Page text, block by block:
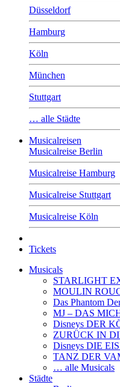
Düsseldorf
Hamburg
Köln
München
Stuttgart
… alle Städte
Musicalreisen
Musicalreise Berlin
Musicalreise Hamburg
Musicalreise Stuttgart
Musicalreise Köln
Tickets
Musicals
STARLIGHT
MOULIN
Das Phantom
MJ – DAS
Disneys DER
ZURÜCK IN
Disneys DIE
TANZ DER
… alle Musicals
Städte